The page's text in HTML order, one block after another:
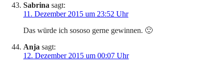
Sabrina sagt:
11. Dezember 2015 um 23:52 Uhr
Das würde ich sososo gerne gewinnen. 🙂
Anja sagt:
12. Dezember 2015 um 00:07 Uhr